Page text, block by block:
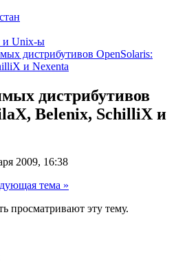
и Unix-ы
дистрибутивов OpenSolaris:
и Nexenta
дистрибутивов
Belenix, SchilliX и
2009, 16:38
тема »
просматривают эту тему.